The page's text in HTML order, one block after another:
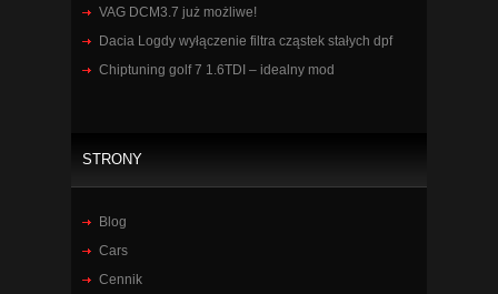
VAG DCM3.7 już możliwe!
Dacia Logdy wyłączenie filtra cząstek stałych dpf
Chiptuning golf 7 1.6TDI – idealny mod
STRONY
Blog
Cars
Cennik